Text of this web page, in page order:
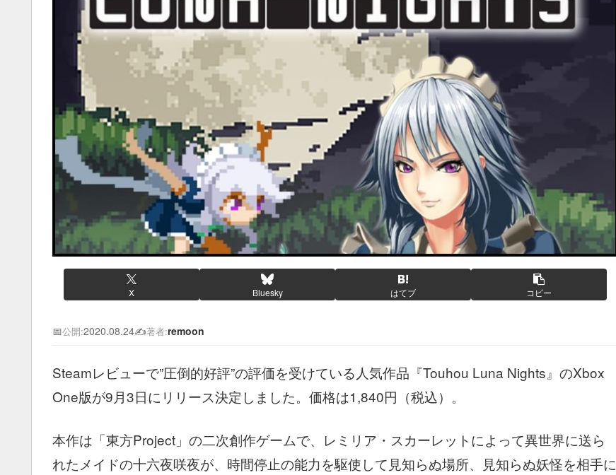
X Bluesky はてブ コピー
📅公開:2020.08.24✍️著者:remoon
Steamレビューで”圧倒的好評”の評価を受けている人気作品『Touhou Luna Nights』のXbox
One版が9月3日にリリース決定しました。価格は1,840円（税込）。
本作は「東方Project」の二次創作ゲームで、レミリア・スカーレットによって異世界に送ら
れたメイドの十六夜咲夜が、時間停止の能力を駆使して見知らぬ場所、見知らぬ妖怪を相手に